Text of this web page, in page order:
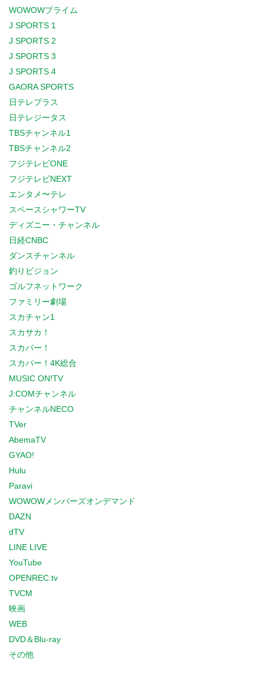
WOWOWプライム
J SPORTS 1
J SPORTS 2
J SPORTS 3
J SPORTS 4
GAORA SPORTS
日テレプラス
日テレジータス
TBSチャンネル1
TBSチャンネル2
フジテレビONE
フジテレビNEXT
エンタメ〜テレ
スペースシャワーTV
ディズニー・チャンネル
日経CNBC
ダンスチャンネル
釣りビジョン
ゴルフネットワーク
ファミリー劇場
スカチャン1
スカサカ！
スカパー！
スカパー！4K総合
MUSIC ON!TV
J:COMチャンネル
チャンネルNECO
TVer
AbemaTV
GYAO!
Hulu
Paravi
WOWOWメンバーズオンデマンド
DAZN
dTV
LINE LIVE
YouTube
OPENREC.tv
TVCM
映画
WEB
DVD＆Blu-ray
その他